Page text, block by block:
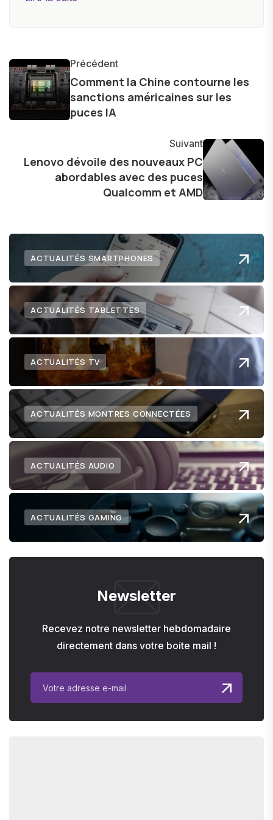
informations précises et pertinentes pour aider
les consommateurs à comprendre et à naviguer
dans le paysage technologique en constante
évolution.
Précédent
Comment la Chine contourne les
sanctions américaines sur les
puces IA
Suivant
Lenovo dévoile des nouveaux PC
abordables avec des puces
Qualcomm et AMD
ACTUALITÉS SMARTPHONES
ACTUALITÉS TABLETTES
ACTUALITÉS TV
ACTUALITÉS MONTRES CONNECTÉES
ACTUALITÉS AUDIO
ACTUALITÉS GAMING
Newsletter
Recevez notre newsletter hebdomadaire
directement dans votre boite mail !